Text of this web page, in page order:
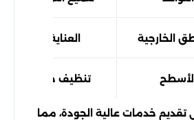
الخارجية العناية
تنظيف جميع
خدمات عالية الجودة، مما